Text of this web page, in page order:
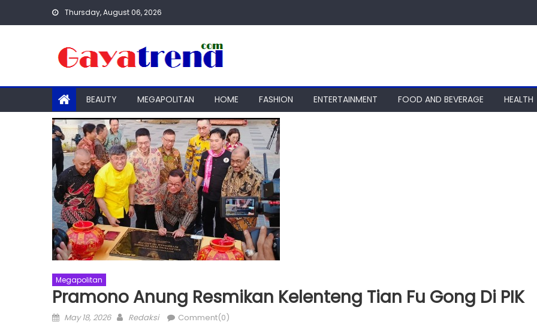
Thursday, August 06, 2026
BEAUTY MEGAPOLITAN HOME FASHION ENTERTAINMENT FOOD AND BEVERAGE HEALTH
Megapolitan
Pramono Anung Resmikan Kelenteng Tian Fu Gong Di PIK
Posted
May 18, 2026 Author
Redaksi Comment(0)